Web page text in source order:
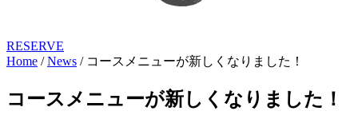
RESERVE
Home /News / コースメニューが新しくなりました！
コースメニューが新しくなりました！